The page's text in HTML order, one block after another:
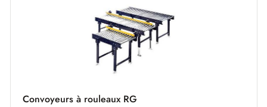
Convoyeurs à rouleaux RG